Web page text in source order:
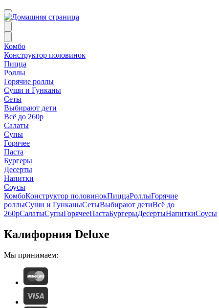
Комбо
Конструктор половинок
Пицца
Роллы
Горячие роллы
Суши и Гунканы
Сеты
Выбирают дети
Всё до 260р
Салаты
Супы
Горячее
Паста
Бургеры
Десерты
Напитки
Соусы
КомбоКонструктор половинокПиццаРоллыГорячие
роллыСуши и ГунканыСетыВыбирают детиВсё до
260рСалатыСупыГорячееПастаБургерыДесертыНапиткиСоусы
Калифорния Deluxe
Мы принимаем: